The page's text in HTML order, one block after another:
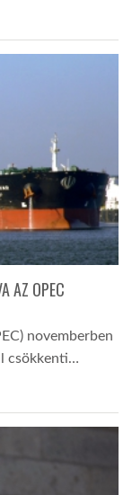
AZ OPEC
novemberben
csökkenti…